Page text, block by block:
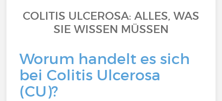
COLITIS ULCEROSA: ALLES, WAS
SIE WISSEN MÜSSEN
Worum handelt es sich
bei Colitis Ulcerosa
(CU)?